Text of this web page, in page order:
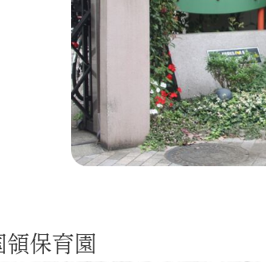
保育園